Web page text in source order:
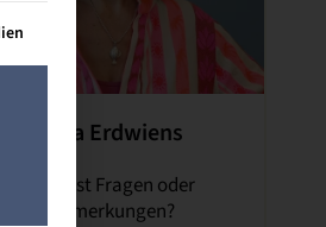
Inka Erdwiens
Du hast Fragen oder
Anmerkungen?
kann. Die erste Service-